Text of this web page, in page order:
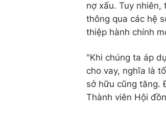
nợ xấu. Tuy
thông qua các hệ
thiệp hành chính
"Khi chúng ta áp
cho vay, nghĩa là
sở hữu cũng tăng.
Thành viên Hội